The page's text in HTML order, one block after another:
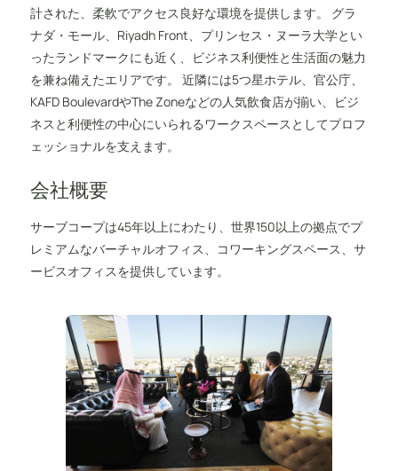
計された、柔軟でアクセス良好な環境を提供します。 グラ
ナダ・モール、Riyadh Front、プリンセス・ヌーラ大学とい
ったランドマークにも近く、ビジネス利便性と生活面の魅力
を兼ね備えたエリアです。 近隣には5つ星ホテル、官公庁、
KAFD BoulevardやThe Zoneなどの人気飲食店が揃い、ビジ
ネスと利便性の中心にいられるワークスペースとしてプロフ
ェッショナルを支えます。
会社概要
サーブコープは45年以上にわたり、世界150以上の拠点でプ
レミアムなバーチャルオフィス、コワーキングスペース、サ
ービスオフィスを提供しています。